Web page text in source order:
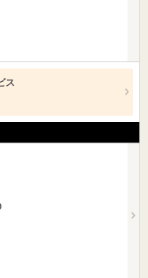
ス